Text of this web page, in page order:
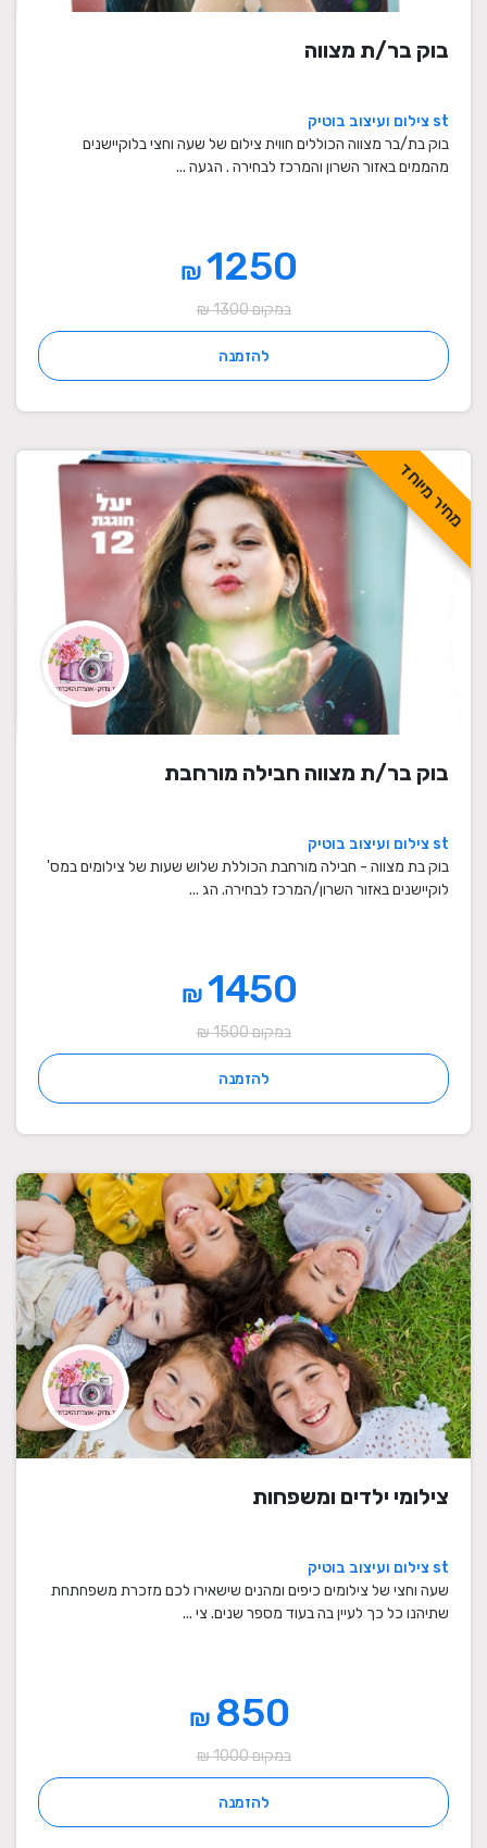
בוק בר/ת מצווה
st צילום ועיצוב בוטיק
בוק בת/בר מצווה הכוללים חווית צילום של שעה וחצי בלוקיישנים
מהממים באזור השרון והמרכז לבחירה . הגעה ...
₪
במקום 1300 ₪
להזמנה
מחיר מיוחד
בוק בר/ת מצווה חבילה מורחבת
st צילום ועיצוב בוטיק
בוק בת מצווה - חבילה מורחבת הכוללת שלוש שעות של צילומים במס'
לוקיישנים באזור השרון/המרכז לבחירה. הג ...
₪
במקום 1500 ₪
להזמנה
צילומי ילדים ומשפחות
st צילום ועיצוב בוטיק
שעה וחצי של צילומים כיפים ומהנים שישאירו לכם מזכרת משפחתחת
שתיהנו כל כך לעיין בה בעוד מספר שנים. צי ...
₪
במקום 1000 ₪
להזמנה